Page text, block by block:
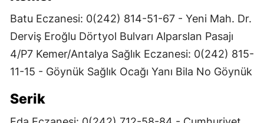
Batu Eczanesi: 0(242) 814-51-67 - Yeni Mah. Dr.
Derviş Eroğlu Dörtyol Bulvarı Alparslan Pasajı
4/P7 Kemer/Antalya Sağlık Eczanesi: 0(242) 815-
11-15 - Göynük Sağlık Ocağı Yanı Bila No Göynük
Serik